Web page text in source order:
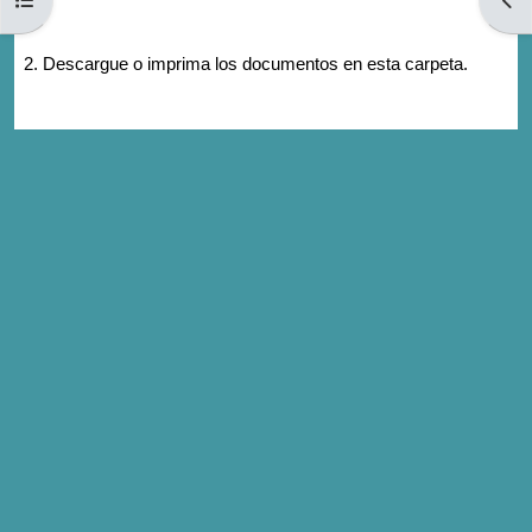
2. Descargue o imprima los documentos en esta carpeta.